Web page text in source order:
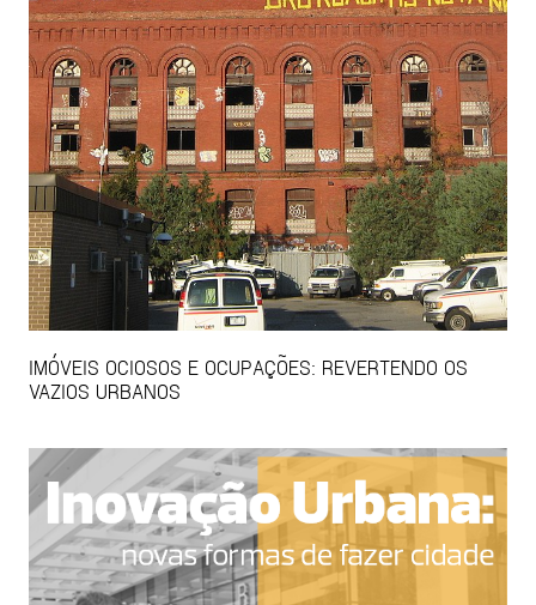
IMÓVEIS OCIOSOS E OCUPAÇÕES: REVERTENDO OS
VAZIOS URBANOS